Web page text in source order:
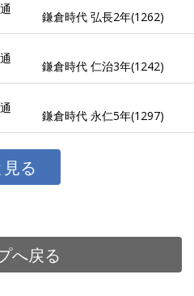
鎌倉時代 弘長2年(1262)
鎌倉時代 仁治3年(1242)
鎌倉時代 永仁5年(1297)
る
へ戻る